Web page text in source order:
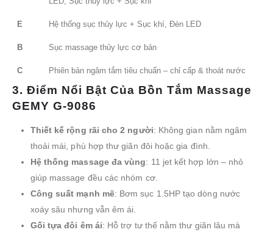
E Hệ thống sục thủy lực + Sục khí, Đèn LED
B Sục massage thủy lực cơ bản
C Phiên bản ngâm tắm tiêu chuẩn – chỉ cấp & thoát nước
3. Điểm Nổi Bật Của Bồn Tắm Massage
GEMY G-9086
Thiết kế rộng rãi cho 2 người: Không gian nằm ngâm
thoải mái, phù hợp thư giãn đôi hoặc gia đình.
Hệ thống massage đa vùng: 11 jet kết hợp lớn – nhỏ
giúp massage đều các nhóm cơ.
Công suất mạnh mẽ: Bơm sục 1.5HP tạo dòng nước
xoáy sâu nhưng vẫn êm ái.
Gối tựa đôi êm ái: Hỗ trợ tư thế nằm thư giãn lâu mà